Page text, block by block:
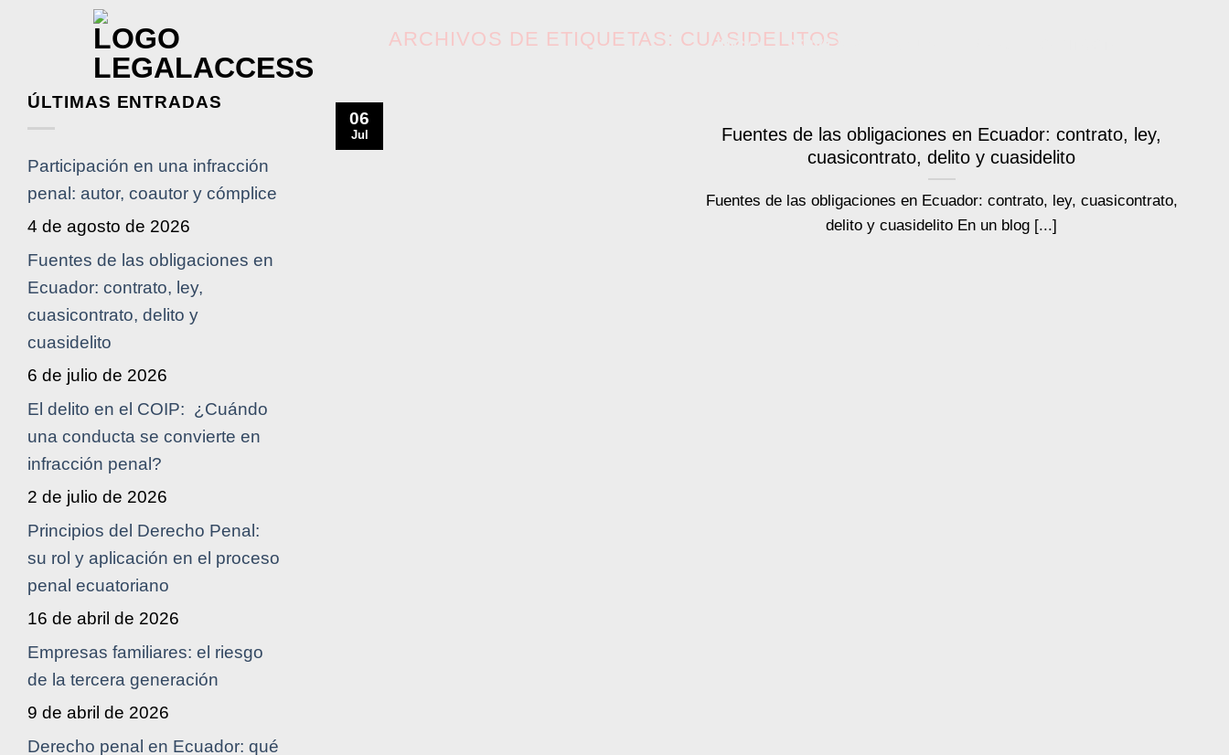
INICIO SERVICIOS
ARCHIVOS DE ETIQUETAS: CUASIDELITOS
ÚLTIMAS ENTRADAS
Participación en una infracción
penal: autor, coautor y cómplice
4 de agosto de 2026
Fuentes de las obligaciones en
Ecuador: contrato, ley,
cuasicontrato, delito y
cuasidelito
6 de julio de 2026
El delito en el COIP: ¿Cuándo
una conducta se convierte en
infracción penal?
2 de julio de 2026
Principios del Derecho Penal:
su rol y aplicación en el proceso
penal ecuatoriano
16 de abril de 2026
Empresas familiares: el riesgo
de la tercera generación
9 de abril de 2026
Derecho penal en Ecuador: qué
Fuentes de las obligaciones en Ecuador: contrato, ley,
cuasicontrato, delito y cuasidelito
Fuentes de las obligaciones en Ecuador: contrato, ley, cuasicontrato,
delito y cuasidelito En un blog [...]
06
Jul